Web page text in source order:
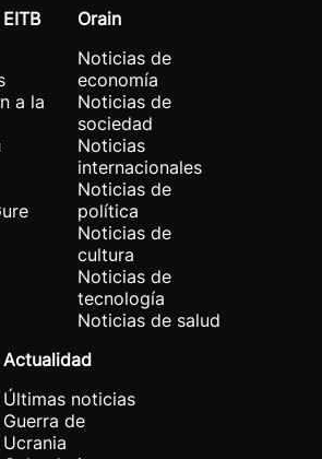
a la
Orain
Noticias de
economía
Noticias de
sociedad
Noticias
internacionales
Noticias de
política
Noticias de
cultura
Noticias de
tecnología
Noticias de salud
Actualidad
Últimas noticias
Guerra de
Ucrania